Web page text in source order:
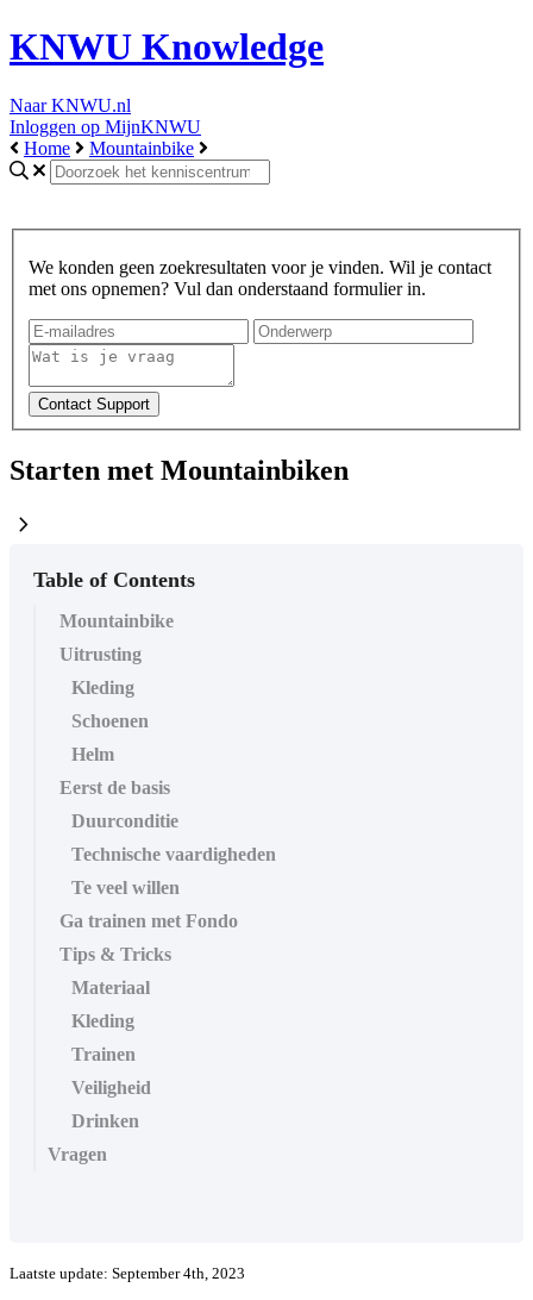
KNWU Knowledge
Naar KNWU.nl
Inloggen op MijnKNWU
Home
Mountainbike
We konden geen zoekresultaten voor je vinden. Wil je contact
met ons opnemen? Vul dan onderstaand formulier in.
Starten met Mountainbiken
chevron_right
Table of Contents
Mountainbike
Uitrusting
Kleding
Schoenen
Helm
Eerst de basis
Duurconditie
Technische vaardigheden
Te veel willen
Ga trainen met Fondo
Tips & Tricks
Materiaal
Kleding
Trainen
Veiligheid
Drinken
Vragen
Laatste update: September 4th, 2023